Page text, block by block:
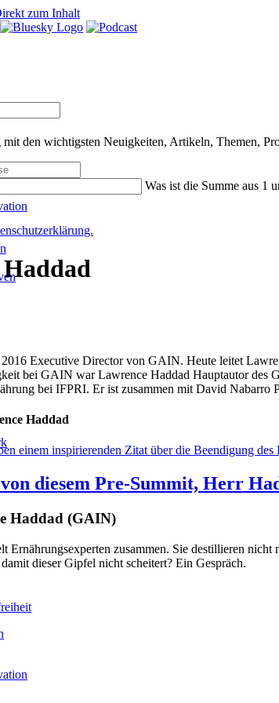
zum Inhalt
mit den wichtigsten Neuigkeiten, Artikeln, Themen,
Was ist die Summe aus 1
Executive Director von GAIN. Heute leitet
bei GAIN war Lawrence Haddad Hauptautor
bei IFPRI. Er ist zusammen mit David Nabarro
Haddad
diesem Pre-Summit, Herr
Haddad (GAIN)
Ernährungsexperten zusammen. Sie destillieren
dieser Gipfel nicht scheitert? Ein Gespräch.